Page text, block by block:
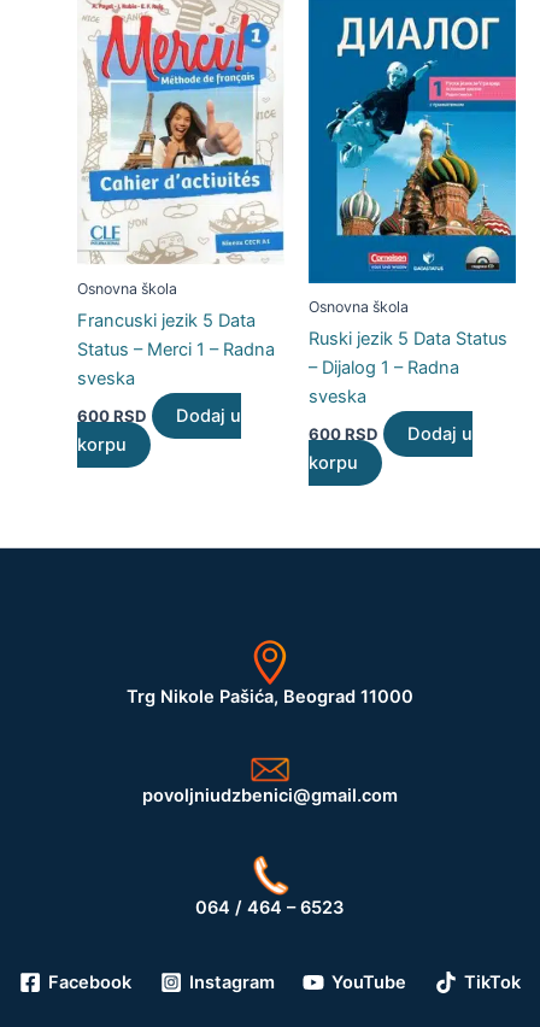
Osnovna škola
Francuski jezik 5 Data
Status – Merci 1 – Radna
sveska
600RSD
Dodaj u
korpu
Osnovna škola
Ruski jezik 5 Data Status
– Dijalog 1 – Radna
sveska
600RSD
Dodaj u
korpu
Trg Nikole Pašića, Beograd 11000
povoljniudzbenici@gmail.com
064 / 464 – 6523
Facebook Instagram YouTube TikTok